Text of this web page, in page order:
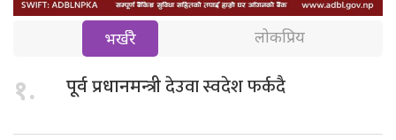
भर्खरै लोकप्रिय
१. पूर्व प्रधानमन्त्रीदेउवा स्वदेश फर्कदै